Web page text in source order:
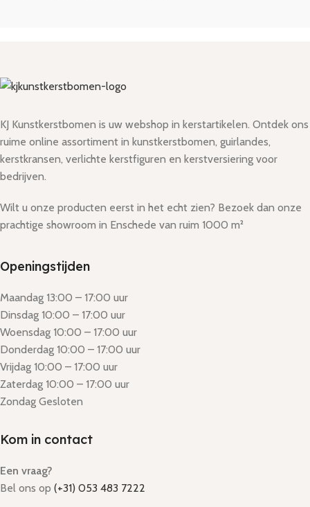
KJ Kunstkerstbomen is uw webshop in kerstartikelen. Ontdek ons
ruime online assortiment in kunstkerstbomen, guirlandes,
kerstkransen, verlichte kerstfiguren en kerstversiering voor
bedrijven.
Wilt u onze producten eerst in het echt zien? Bezoek dan onze
prachtige showroom in Enschede van ruim 1000 m²
Openingstijden
Maandag 13:00 – 17:00 uur
Dinsdag 10:00 – 17:00 uur
Woensdag 10:00 – 17:00 uur
Donderdag 10:00 – 17:00 uur
Vrijdag 10:00 – 17:00 uur
Zaterdag 10:00 – 17:00 uur
Zondag Gesloten
Kom in contact
Een vraag?
Bel ons op (+31) 053 483 7222